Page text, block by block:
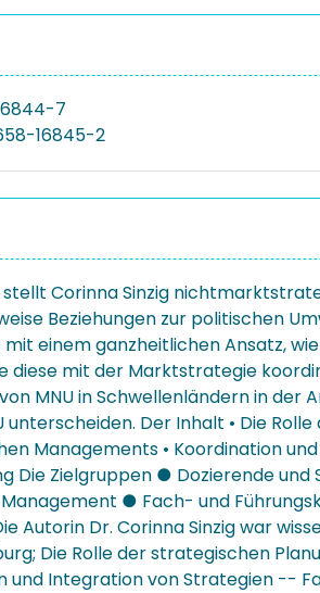
7
16845-2
Corinna Sinzig
Beziehungen zur politischen
einem ganzheitlichen Ansatz,
diese mit der Marktstrategie
MNU in Schwellenländern in
Der Inhalt • Die
Managements • Koordination
Die Zielgruppen ● Dozierende
● Fach- und
Autorin Dr. Corinna Sinzig war
Die Rolle der strategischen
Integration von Strategien --